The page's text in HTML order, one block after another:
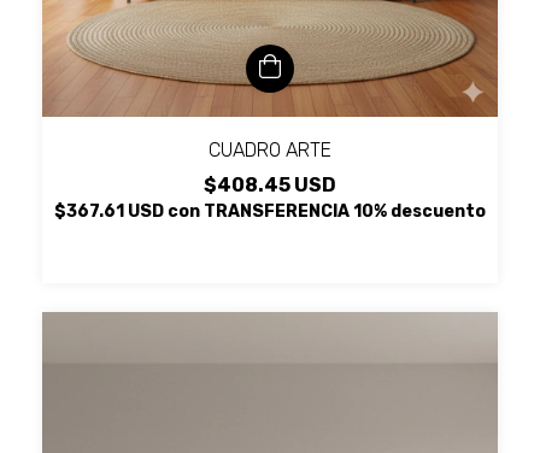
CUADRO ARTE
$408.45 USD
$367.61 USD con TRANSFERENCIA 10% descuento